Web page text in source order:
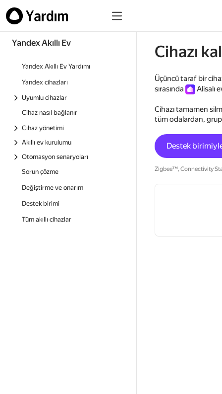
Yandex Akıllı Ev
Yandex Akıllı Ev Yardımı
Yandex cihazları
Uyumlu cihazlar
Cihaz nasıl bağlanır
Cihaz yönetimi
Akıllı ev kurulumu
Otomasyon senaryoları
Sorun çözme
Değiştirme ve onarım
Destek birimi
Tüm akıllı cihazlar
Cihazı
Üçüncü taraf bir
sırasında
Alisalı
Cihazı tamamen
tüm odalardan,
Destek
Zigbee™, Connectivity